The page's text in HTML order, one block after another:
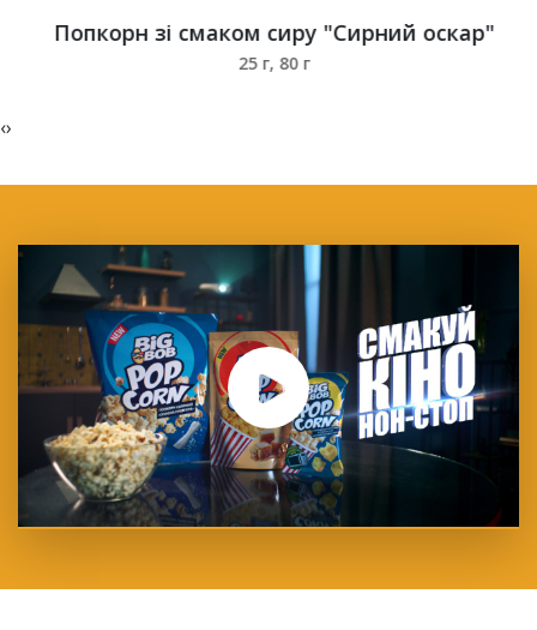
Попкорн зі смаком сиру "Сирний оскар"
25 г, 80 г
‹›